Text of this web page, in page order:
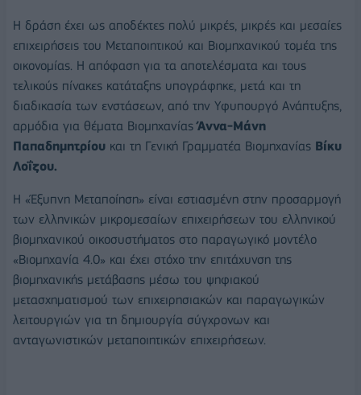
Η δράση έχει ως αποδέκτες πολύ μικρές, μικρές και μεσαίες
επιχειρήσεις του Μεταποιητικού και Βιομηχανικού τομέα της
οικονομίας. Η απόφαση για τα αποτελέσματα και τους
τελικούς πίνακες κατάταξης υπογράφηκε, μετά και τη
διαδικασία των ενστάσεων, από την Υφυπουργό Ανάπτυξης,
αρμόδια για θέματα ΒιομηχανίαςΆννα-Μάνη
Παπαδημητρίου και τη Γενική Γραμματέα Βιομηχανίας Βίκυ
Λοΐζου.
Η «Έξυπνη Μεταποίηση» είναι εστιασμένη στην προσαρμογή
των ελληνικών μικρομεσαίων επιχειρήσεων του ελληνικού
βιομηχανικού οικοσυστήματος στο παραγωγικό μοντέλο
«Βιομηχανία 4.0» και έχει στόχο την επιτάχυνση της
βιομηχανικής μετάβασης μέσω του ψηφιακού
μετασχηματισμού των επιχειρησιακών και παραγωγικών
λειτουργιών για τη δημιουργία σύγχρονων και
ανταγωνιστικών μεταποιητικών επιχειρήσεων.